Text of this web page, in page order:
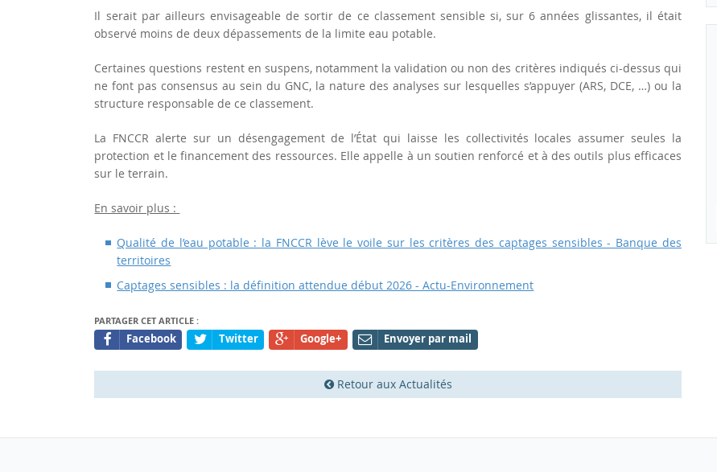
Il serait par ailleurs envisageable de sortir de ce classement sensible si, sur 6 années glissantes, il était
observé moins de deux dépassements de la limite eau potable.
Certaines questions restent en suspens, notamment la validation ou non des critères indiqués ci-dessus qui
ne font pas consensus au sein du GNC, la nature des analyses sur lesquelles s’appuyer (ARS, DCE, …) ou la
structure responsable de ce classement.
La FNCCR alerte sur un désengagement de l’État qui laisse les collectivités locales assumer seules la
protection et le financement des ressources. Elle appelle à un soutien renforcé et à des outils plus efficaces
sur le terrain.
En savoir plus :
Qualité de l’eau potable : la FNCCR lève le voile sur les critères des captages sensibles - Banque des
territoires
Captages sensibles : la définition attendue début 2026 - Actu-Environnement
PARTAGER CET ARTICLE :
Facebook Twitter Google+ Envoyer par mail
Retour aux Actualités